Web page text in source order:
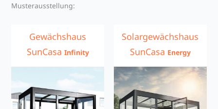
Musterausstellung:
Gewächshaus
SunCasa Infinity
Solargewächshaus
SunCasa Energy